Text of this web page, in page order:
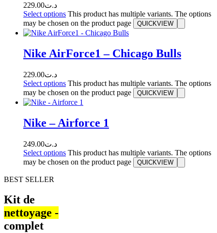
د.ت229.00
Select options This product has multiple variants. The options
may be chosen on the product page
QUICKVIEW
Nike AirForce1 – Chicago Bulls
د.ت229.00
Select options This product has multiple variants. The options
may be chosen on the product page
QUICKVIEW
Nike – Airforce 1
د.ت249.00
Select options This product has multiple variants. The options
may be chosen on the product page
QUICKVIEW
BEST SELLER
Kit de
nettoyage -​
complet